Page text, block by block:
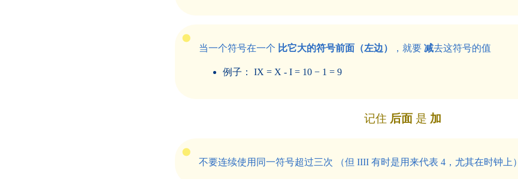
当一个符号在一个 比它大的符号前面（左边） ，就要 减去这符号的值
例子： IX = X - I = 10 − 1 = 9
记住 后面是 加
不要连续使用同一符号超过三次 （但 IIII 有时是用来代表 4，尤其在时钟上）